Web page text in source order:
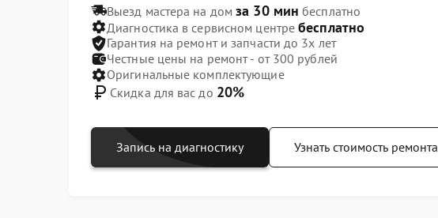
Выезд мастера на домза 30 мин бесплатно
Диагностика в сервисном центребесплатно
Гарантия на ремонт и запчасти до 3х лет
Честные цены на ремонт - от 300 рублей
Оригинальные комплектующие
Скидка для вас до 20%
Запись на диагностику Узнать стоимость ремонта